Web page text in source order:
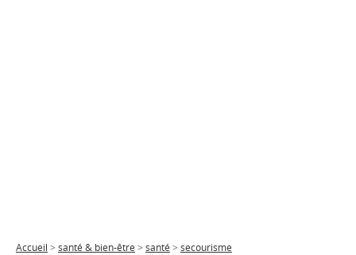
Accueil > santé & bien-être > santé > secourisme